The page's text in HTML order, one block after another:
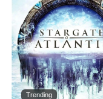
Trending